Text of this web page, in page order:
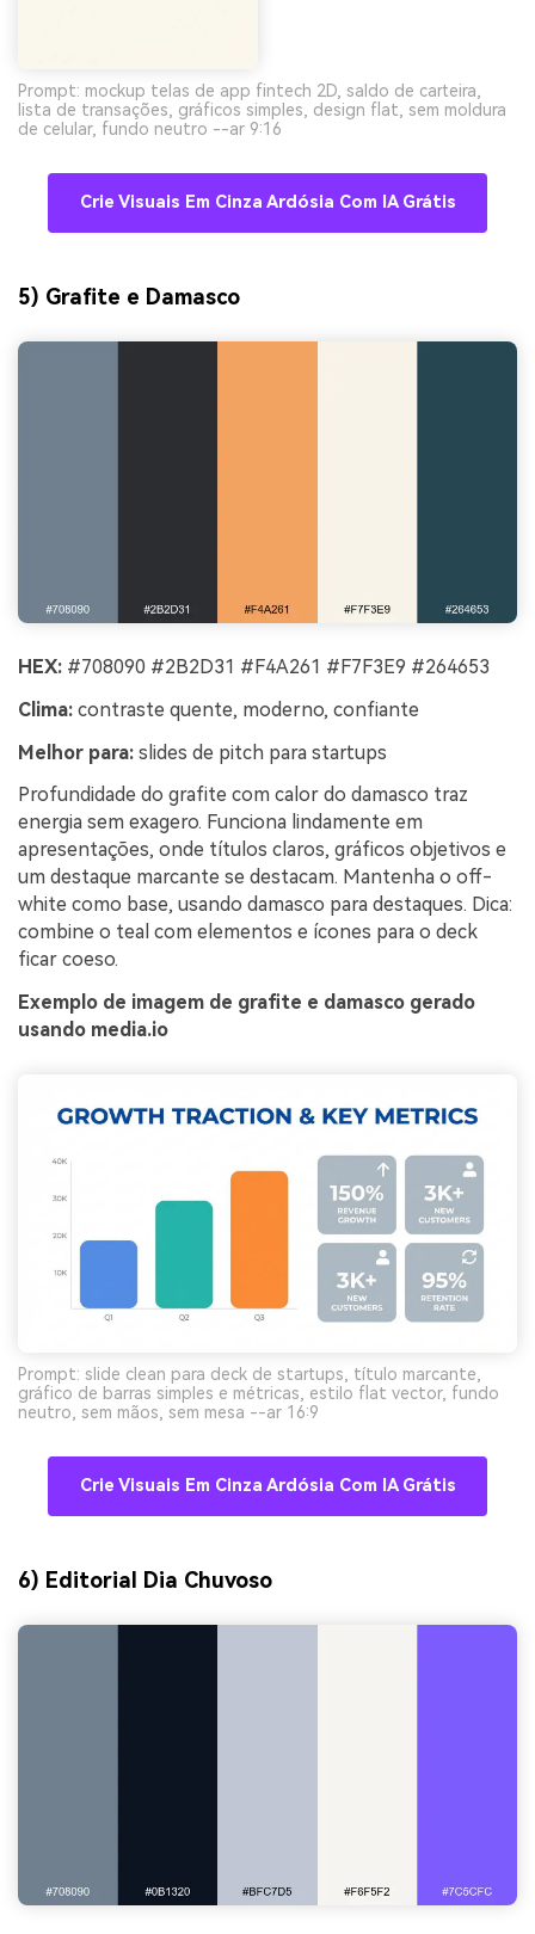
Prompt: mockup telas de app fintech 2D, saldo de carteira,
lista de transações, gráficos simples, design flat, sem moldura
de celular, fundo neutro --ar 9:16
Crie Visuais Em Cinza Ardósia Com IA Grátis
5) Grafite e Damasco
HEX: #708090 #2B2D31 #F4A261 #F7F3E9 #264653
Clima: contraste quente, moderno, confiante
Melhor para: slides de pitch para startups
Profundidade do grafite com calor do damasco traz
energia sem exagero. Funciona lindamente em
apresentações, onde títulos claros, gráficos objetivos e
um destaque marcante se destacam. Mantenha o off-
white como base, usando damasco para destaques. Dica:
combine o teal com elementos e ícones para o deck
ficar coeso.
Exemplo de imagem de grafite e damasco gerado
usando media.io
Prompt: slide clean para deck de startups, título marcante,
gráfico de barras simples e métricas, estilo flat vector, fundo
neutro, sem mãos, sem mesa --ar 16:9
Crie Visuais Em Cinza Ardósia Com IA Grátis
6) Editorial Dia Chuvoso